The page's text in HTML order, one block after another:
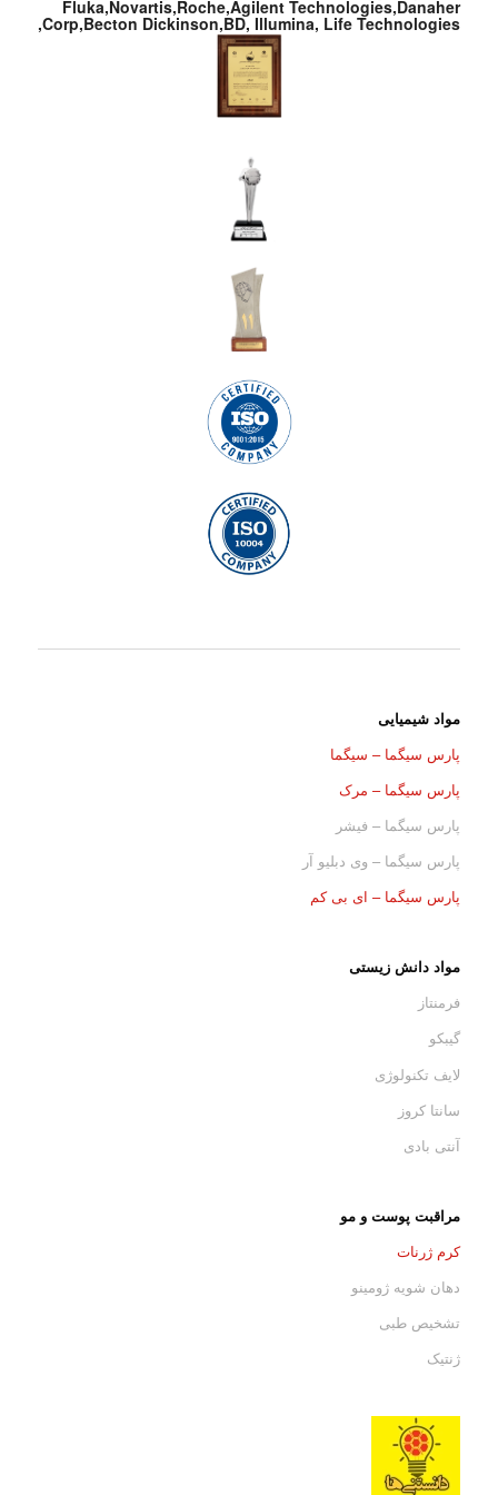
Fluka,Novartis,Roche,Agilent Technologies,Danaher
Corp,Becton Dickinson,BD, Illumina, Life Technologies,
مواد شیمیایی
پارس سیگما – سیگما
پارس سیگما – مرک
پارس سیگما – فیشر
پارس سیگما – وی دبلیو آر
پارس سیگما – ای بی کم
مواد دانش زیستی
فرمنتاز
گیبکو
لایف تکنولوژی
سانتا کروز
آنتی بادی
مراقبت پوست و مو
کرم ژرنات
دهان شویه ژومینو
تشخیص طبی
ژنتیک